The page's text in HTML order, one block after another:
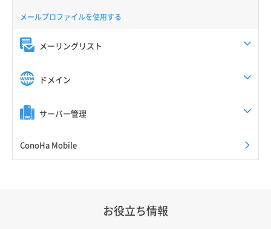
メールプロファイルを使用する
メーリングリスト
ドメイン
サーバー管理
ConoHa Mobile
お役立ち情報